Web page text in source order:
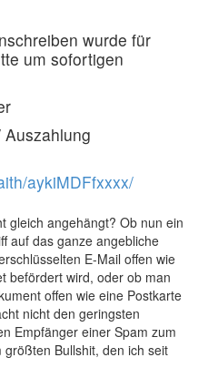
wurde für
um sofortigen
aykiMDFfxxxx/
gleich angehängt? Ob nun ein
auf das ganze angebliche
E-Mail offen wie
befördert wird, oder ob man
offen wie eine Postkarte
nicht den geringsten
Empfänger einer Spam zum
Bullshit, den ich seit